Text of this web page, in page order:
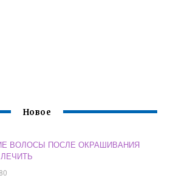
Новое
ВОЛОСЫ ПОСЛЕ ОКРАШИВАНИЯ